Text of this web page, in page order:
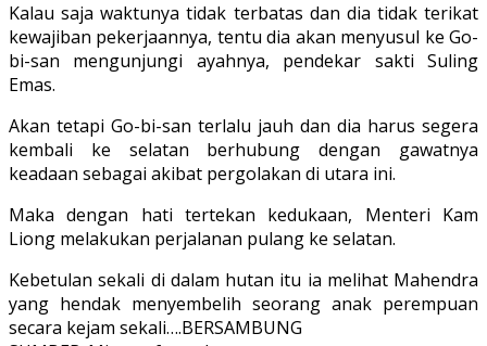
Kalau saja waktunya tidak terbatas dan dia tidak terikat
kewajiban pekerjaannya, tentu dia akan menyusul ke Go-
bi-san mengunjungi ayahnya, pendekar sakti Suling
Emas.
Akan tetapi Go-bi-san terlalu jauh dan dia harus segera
kembali ke selatan berhubung dengan gawatnya
keadaan sebagai akibat pergolakan di utara ini.
Maka dengan hati tertekan kedukaan, Menteri Kam
Liong melakukan perjalanan pulang ke selatan.
Kebetulan sekali di dalam hutan itu ia melihat Mahendra
yang hendak menyembelih seorang anak perempuan
secara kejam sekali….BERSAMBUNG